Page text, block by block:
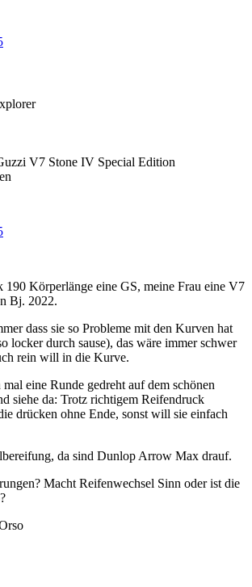
V7 Stone IV Special Edition
190 Körperlänge eine GS, meine Frau eine V7
Bj. 2022.
dass sie so Probleme mit den Kurven hat
locker durch sause), das wäre immer schwer
rein will in die Kurve.
eine Runde gedreht auf dem schönen
siehe da: Trotz richtigem Reifendruck
drücken ohne Ende, sonst will sie einfach
da sind Dunlop Arrow Max drauf.
Macht Reifenwechsel Sinn oder ist die